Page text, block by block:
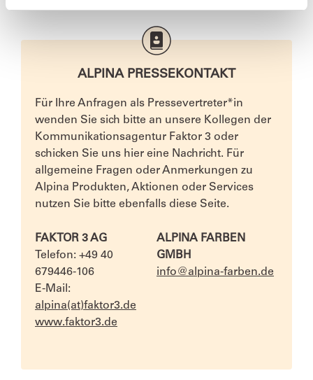
ALPINA PRESSEKONTAKT
Für Ihre Anfragen als Pressevertreter*in
wenden Sie sich bitte an unsere Kollegen der
Kommunikationsagentur Faktor 3 oder
schicken Sie uns hier eine Nachricht. Für
allgemeine Fragen oder Anmerkungen zu
Alpina Produkten, Aktionen oder Services
nutzen Sie bitte ebenfalls diese Seite.
FAKTOR 3 AG
Telefon: +49 40
679446-106
E-Mail:
alpina(at)faktor3.de
www.faktor3.de
ALPINA FARBEN
GMBH
info@alpina-farben.de